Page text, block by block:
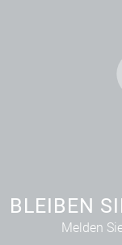
BLEIBEN
Melden